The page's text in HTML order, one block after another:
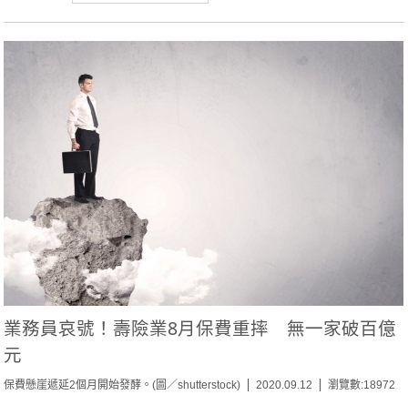
業務員哀號！壽險業8月保費重摔 無一家破百億
元
保費懸崖遞延2個月開始發酵。(圖／shutterstock) 2020.09.12 瀏覽數:18972